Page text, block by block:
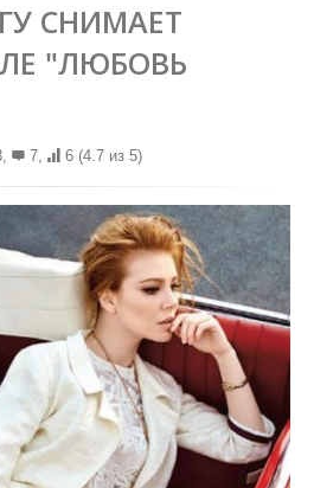
СНИМАЕТ
"ЛЮБОВЬ
7, 6 (4.7 из 5)